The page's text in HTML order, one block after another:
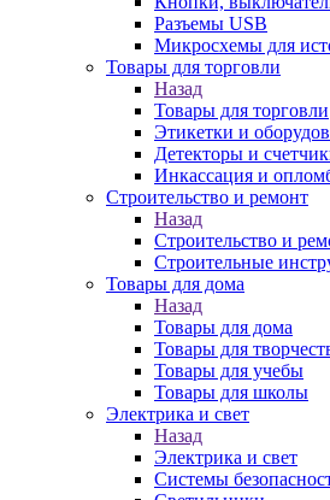
Разъемы USB
Микросхемы для
Товары для торговли
Назад
Товары для торговли
Этикетки и
Детекторы и
Инкассация и
Строительство и ремонт
Назад
Строительство и
Строительные
Товары для дома
Назад
Товары для дома
Товары для
Товары для учебы
Товары для школы
Электрика и свет
Назад
Электрика и свет
Системы